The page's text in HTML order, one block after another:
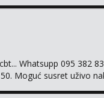
Whatsupp 095 382
Moguć susret uživo